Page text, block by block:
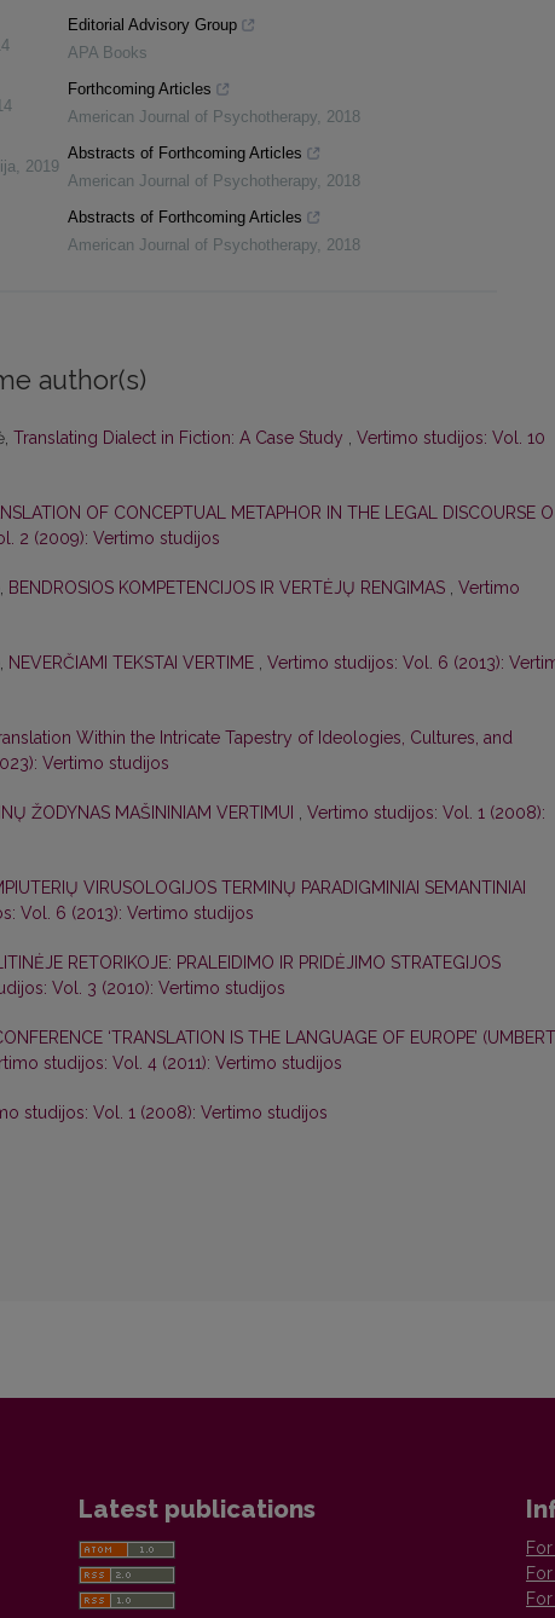
, 2019
Editorial Advisory Group
APA Books
Forthcoming Articles
American Journal of Psychotherapy, 2018
Abstracts of Forthcoming Articles
American Journal of Psychotherapy, 2018
Abstracts of Forthcoming Articles
American Journal of Psychotherapy, 2018
author(s)
Translating Dialect in Fiction: A Case Study , Vertimo studijos: Vol. 10
OF CONCEPTUAL METAPHOR IN THE LEGAL DISCOURSE
2 (2009): Vertimo studijos
BENDROSIOS KOMPETENCIJOS IR VERTĖJŲ RENGIMAS , Vertimo
NEVERČIAMI TEKSTAI VERTIME , Vertimo studijos: Vol. 6 (2013):
Within the Intricate Tapestry of Ideologies, Cultures, and
Vertimo studijos
ŽODYNAS MAŠININIAM VERTIMUI , Vertimo studijos: Vol. 1 (2008):
VIRUSOLOGIJOS TERMINŲ PARADIGMINIAI SEMANTINIAI
Vol. 6 (2013): Vertimo studijos
RETORIKOJE: PRALEIDIMO IR PRIDĖJIMO STRATEGIJOS
Vol. 3 (2010): Vertimo studijos
‘TRANSLATION IS THE LANGUAGE OF EUROPE’
studijos: Vol. 4 (2011): Vertimo studijos
studijos: Vol. 1 (2008): Vertimo studijos
Latest publications